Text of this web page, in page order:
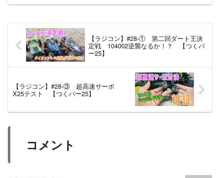
【ラジコン】#28-① 第二回ダート王決
定戦 104002逆襲なるか！？ 【つくパ
ー25】
【ラジコン】#28-③ 超高速サーボ
X25テスト 【つくパー25】
コメント